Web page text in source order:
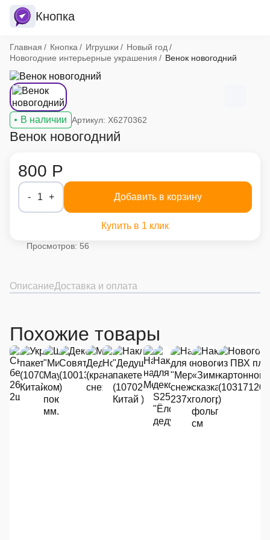
Кнопка
Хлебные крошки
Главная Кнопка Игрушки
Новый год
Новогодние интерьерные украшения
Венок новогодний
В наличии Артикул: X6270362
Венок новогодний
800 Р
- 1 + Добавить в корзину
Купить в 1 клик
Просмотров: 56
ОписаниеДоставка и оплата
Похожие товары